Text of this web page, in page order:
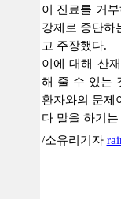
이 진료를 거
강제로 중단하
고 주장했다.
이에 대해 산
해 줄 수 있는
환자와의 문제
다 말을 하기
/소유리기자